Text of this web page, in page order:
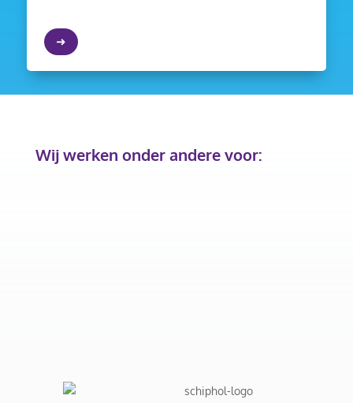
➜
Wij werken onder andere voor: